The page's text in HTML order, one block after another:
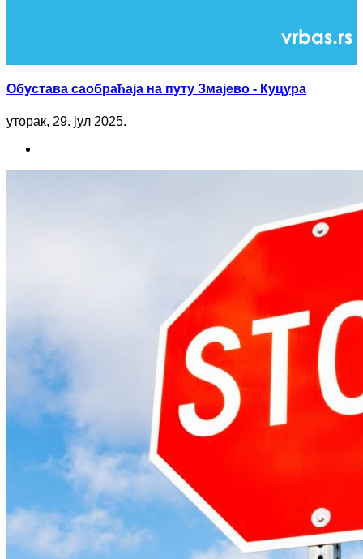
Обустава саобраћаја на путу Змајево - Куцура
уторак, 29. јул 2025.